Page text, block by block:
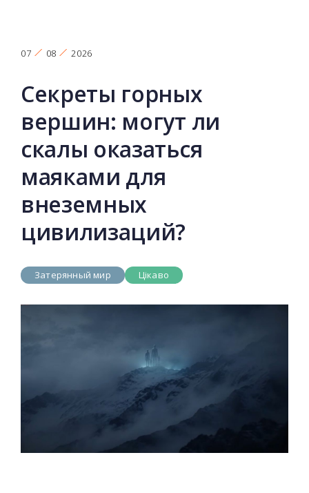
07 08 2026
Секреты горных
вершин: могут ли
скалы оказаться
маяками для
внеземных
цивилизаций?
Затерянный мир Цікаво